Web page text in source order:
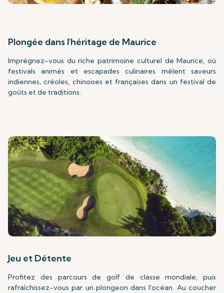
Plongée dans l'héritage de Maurice
Imprégnez-vous du riche patrimoine culturel de Maurice, où
festivals animés et escapades culinaires mêlent saveurs
indiennes, créoles, chinoises et françaises dans un festival de
goûts et de traditions.
Jeu et Détente
Profitez des parcours de golf de classe mondiale, puis
rafraîchissez-vous par un plongeon dans l'océan. Au coucher